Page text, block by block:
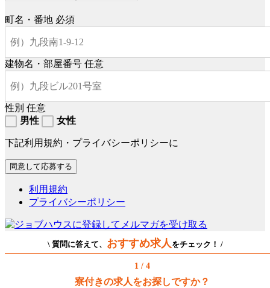
町名・番地 必須
建物名・部屋番号 任意
性別 任意
男性
女性
下記利用規約・プライバシーポリシーに
利用規約
プライバシーポリシー
\ 質問に答えて、 おすすめ求人 をチェック！ /
1 / 4
寮付きの求人をお探しですか？